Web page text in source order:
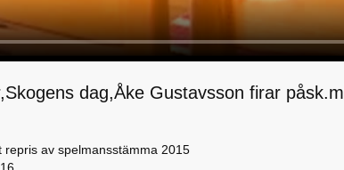
dag,Åke Gustavsson firar
av spelmansstämma 2015